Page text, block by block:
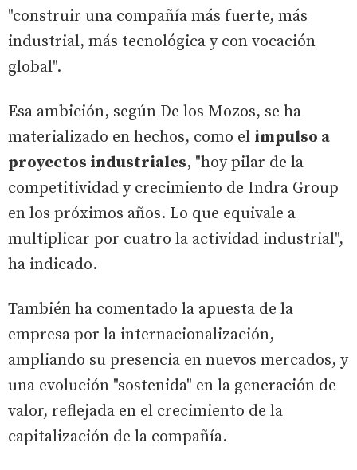
"construir una compañía más fuerte, más
industrial, más tecnológica y con vocación
global".
Esa ambición, según De los Mozos, se ha
materializado en hechos, como el impulso a
proyectos industriales, "hoy pilar de la
competitividad y crecimiento de Indra Group
en los próximos años. Lo que equivale a
multiplicar por cuatro la actividad industrial",
ha indicado.
También ha comentado la apuesta de la
empresa por la internacionalización,
ampliando su presencia en nuevos mercados, y
una evolución "sostenida" en la generación de
valor, reflejada en el crecimiento de la
capitalización de la compañía.